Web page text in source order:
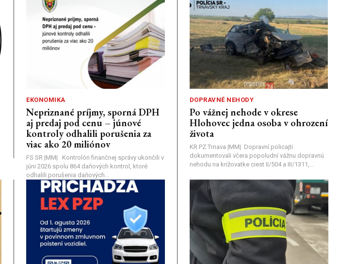
EKONOMIKA
Nepriznané príjmy, sporná DPH
aj predaj pod cenu – júnové
kontroly odhalili porušenia za
viac ako 20 miliónov
FS SR |MM| Kontrolóri finančnej správy ukončili v
júni 2026 spolu 864 daňových kontrol, ktoré
odhalili porušenia daňových...
DOPRAVNÉ NEHODY
Po vážnej nehode v okrese
Hlohovec jedna osoba v ohrození
života
KR PZ Trnava |MM| Dopravní policajti
dokumentovali včera popoludní vážnu dopravnú
nehodu na križovatke ciest II/504 a III/1311,...